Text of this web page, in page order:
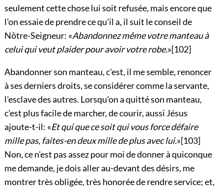
seulement cette chose lui soit refusée, mais encore que
l'on essaie de prendre ce qu'il a, il suit le conseil de
Nôtre-Seigneur: «Abandonnez même votre manteau à
celui qui veut plaider pour avoir votre robe.»[102]
Abandonner son manteau, c'est, il me semble, renoncer
à ses derniers droits, se considérer comme la servante,
l'esclave des autres. Lorsqu'on a quitté son manteau,
c'est plus facile de marcher, de courir, aussi Jésus
ajoute-t-il: «Et qui que ce soit qui vous force défaire
mille pas, faites-en deux mille de plus avec lui.»[103]
Non, ce n'est pas assez pour moi de donner à quiconque
me demande, je dois aller au-devant des désirs, me
montrer très obligée, très honorée de rendre service; et,